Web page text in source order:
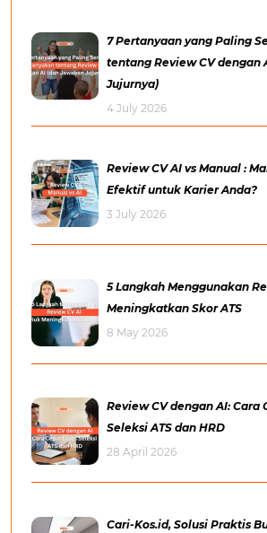
7 Pertanyaan yang Paling
tentang Review CV dengan
Jujurnya)
4 July 2026
Review CV AI vs Manual :
Efektif untuk Karier Anda?
3 July 2026
5 Langkah Menggunakan
Meningkatkan Skor ATS
8 May 2026
Review CV dengan AI: Cara
Seleksi ATS dan HRD
28 April 2026
Cari-Kos.id, Solusi Praktis